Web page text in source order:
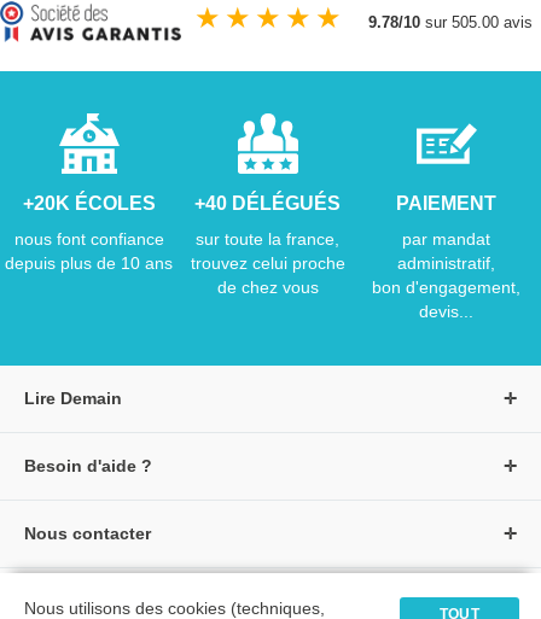
★ ★ ★ ★ ★ 9.78/10 sur 505.00 avis
+20K ÉCOLES
nous font confiance
depuis plus de 10 ans
+40 DÉLÉGUÉS
sur toute la france,
trouvez celui proche
de chez vous
PAIEMENT
par mandat
administratif,
bon d'engagement,
devis...
Lire Demain
Créer un compte
★ Avis clients vérifiés
Besoin d'aide ?
Nous contacter
Formulaire de contact
Siège social
Tous nos livres
Nous utilisons des cookies (techniques, TOUT